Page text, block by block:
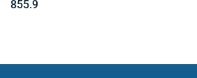
855.9